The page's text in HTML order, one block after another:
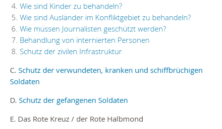
Wie sind Kinder zu behandeln?
Wie sind Ausländer im Konfliktgebiet zu behandeln?
Wie müssen Journalisten geschützt werden?
Behandlung von internierten Personen
Schutz der zivilen Infrastruktur
C. Schutz der verwundeten, kranken und schiffbrüchigen
Soldaten
D. Schutz der gefangenen Soldaten
E. Das Rote Kreuz / der Rote Halbmond